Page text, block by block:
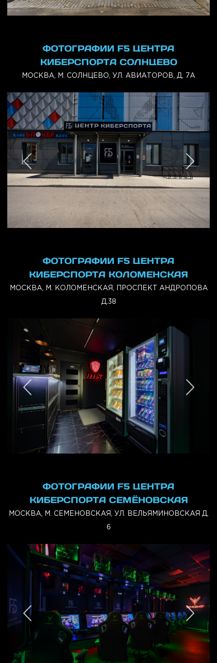
ФОТОГРАФИИ F5 ЦЕНТРА
КИБЕРСПОРТА СОЛНЦЕВО
МОСКВА, М. СОЛНЦЕВО, УЛ. АВИАТОРОВ, Д. 7А
ФОТОГРАФИИ F5 ЦЕНТРА
КИБЕРСПОРТА КОЛОМЕНСКАЯ
МОСКВА, М. КОЛОМЕНСКАЯ, ПРОСПЕКТ АНДРОПОВА
Д.38
ФОТОГРАФИИ F5 ЦЕНТРА
КИБЕРСПОРТА СЕМЁНОВСКАЯ
МОСКВА, М. СЕМЕНОВСКАЯ, УЛ. ВЕЛЬЯМИНОВСКАЯ Д.
6